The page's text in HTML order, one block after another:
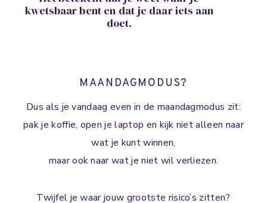
kwetsbaar bent en dat je daar iets aan
doet.
MAANDAGMODUS?
Dus als je vandaag even in de maandagmodus zit:
pak je koffie, open je laptop en kijk niet alleen naar
wat je kunt winnen,
maar ook naar wat je niet wil verliezen.
Twijfel je waar jouw grootste risico’s zitten?